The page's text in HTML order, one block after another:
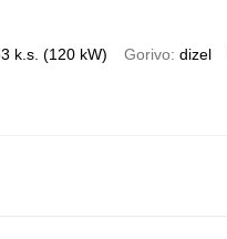
k.s. (120 kW) Gorivo dizel